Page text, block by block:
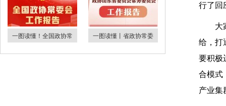
一图读懂！全国政协常 一图读懂丨省政协常委
行了回
大
给，打
要积极
合模式
产业集